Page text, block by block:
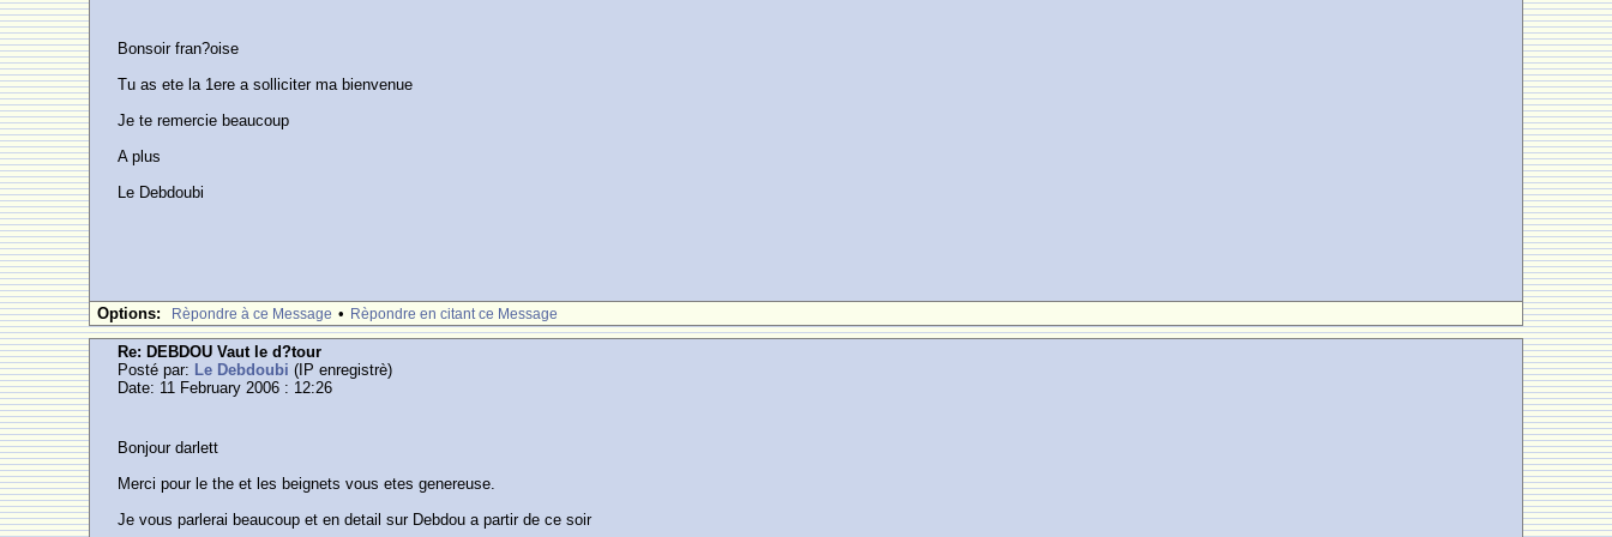
Bonsoir fran?oise
Tu as ete la 1ere a solliciter ma bienvenue
Je te remercie beaucoup
A plus
Le Debdoubi
Options: Rèpondre à ce Message • Rèpondre en citant ce Message
Re: DEBDOU Vaut le d?tour
Posté par: Le Debdoubi (IP enregistrè)
Date: 11 February 2006 : 12:26
Bonjour darlett
Merci pour le the et les beignets vous etes genereuse.
Je vous parlerai beaucoup et en detail sur Debdou a partir de ce soir